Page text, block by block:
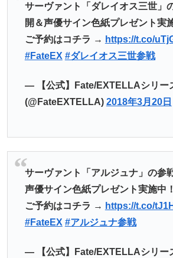
サーヴァント「ダレイオス三世」
開＆声優サイン色紙プレゼント実
ご予約はコチラ → https://t.co/
#FateEX #ダレイオス三世参戦
— 【公式】Fate/EXTELLAシリー
(@FateEXTELLA) 2018年3月20日
サーヴァント「アルジュナ」の参
声優サイン色紙プレゼント実施中！
ご予約はコチラ → https://t.co/
#FateEX #アルジュナ参戦
— 【公式】Fate/EXTELLAシリー